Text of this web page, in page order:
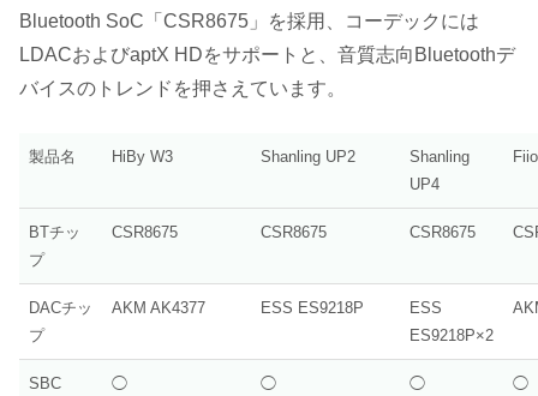
Bluetooth SoC「CSR8675」を採用、コーデックには
LDACおよびaptX HDをサポートと、音質志向Bluetoothデ
バイスのトレンドを押さえています。
製品名 HiBy W3 Shanling UP2
Shanling
UP4
BTチッ
プ
CSR8675 CSR8675 CSR8675
DACチッ
プ
AKM AK4377 ESS ES9218P
ESS
ES9218P×2
SBC ◯ ◯ ◯ ◯